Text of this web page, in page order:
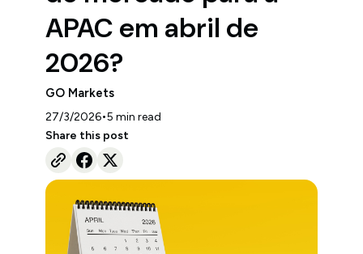
APAC em abril de
2026?
GO Markets
27/3/2026•5 min read
Share this post